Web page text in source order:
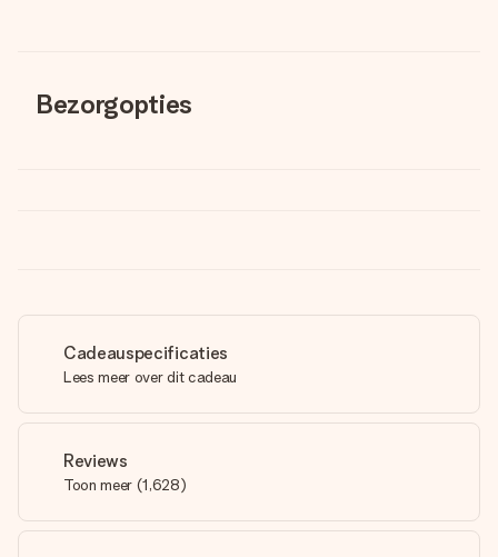
Bezorgopties
Cadeauspecificaties
Lees meer over dit cadeau
Reviews
Toon meer (1,628)